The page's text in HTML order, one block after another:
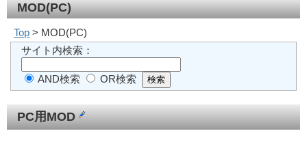
MOD(PC)
Top > MOD(PC)
サイト内検索：
AND検索 OR検索
PC用MOD